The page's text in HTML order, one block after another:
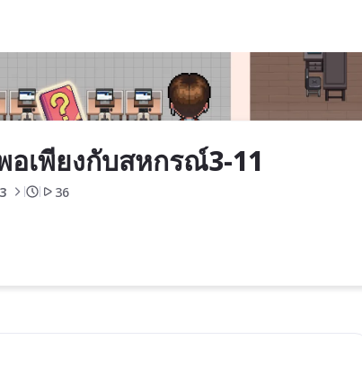
อเพียงกับสหกรณ์3-11
36